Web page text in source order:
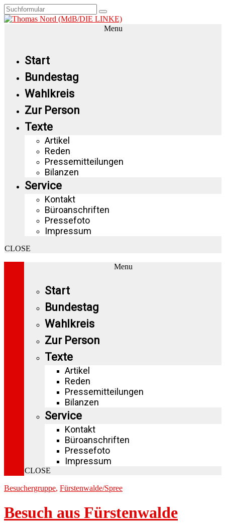
Menu
Start
Bundestag
Wahlkreis
Zur Person
Texte
Artikel
Reden
Pressemitteilungen
Bilanzen
Service
Kontakt
Büroanschriften
Pressefoto
Impressum
CLOSE
Menu
Start
Bundestag
Wahlkreis
Zur Person
Texte
Artikel
Reden
Pressemitteilungen
Bilanzen
Service
Kontakt
Büroanschriften
Pressefoto
Impressum
CLOSE
Besuchergruppe, Fürstenwalde/Spree
Besuch aus Fürstenwalde